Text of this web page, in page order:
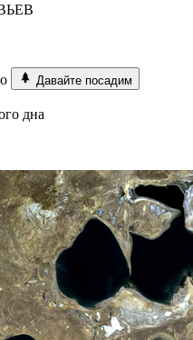
Давайте посадим
дна